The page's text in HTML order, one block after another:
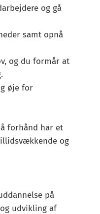
og gå
samt opnå
og du formår at
øje for
forhånd har et
og
på
udvikling af